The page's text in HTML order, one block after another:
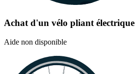
Achat d'un vélo pliant électrique
Aide non disponible